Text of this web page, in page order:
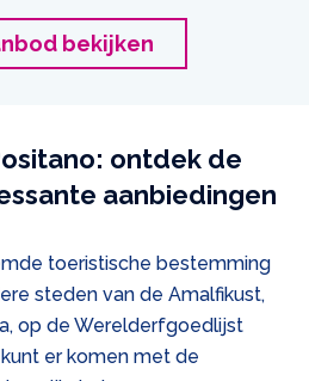
bekijken
ontdek de
aanbiedingen
toeristische bestemming
steden van de Amalfikust,
op de Werelderfgoedlijst
er komen met de